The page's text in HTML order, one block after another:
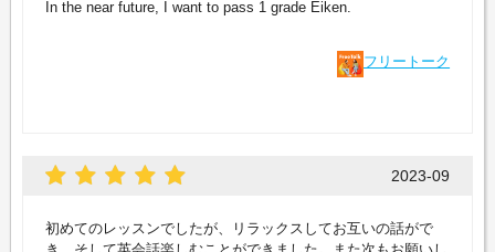
In the near future, I want to pass 1 grade Eiken.
フリートーク
2023-09
初めてのレッスンでしたが、リラックスしてお互いの話がで